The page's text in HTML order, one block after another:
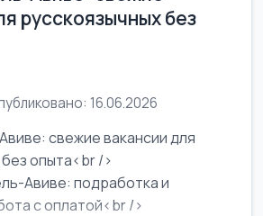
русскоязычных без
16.06.2026
свежие вакансии для
опыта<br />
Авиве: подработка и
с оплатой<br />